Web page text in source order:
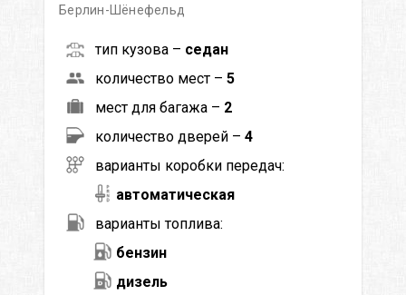
Берлин-Шёнефельд
тип кузова – седан
количество мест – 5
мест для багажа – 2
количество дверей – 4
варианты коробки передач:
автоматическая
варианты топлива:
бензин
дизель